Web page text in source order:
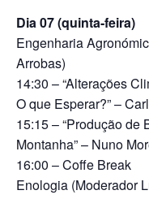
Dia 07 (quinta-feira)
Engenharia
Arrobas)
14:30 – “Alterações
O que Esperar?” –
15:15 – “Produção de
Montanha” – Nuno
16:00 – Coffe Break
Enologia (Moderador